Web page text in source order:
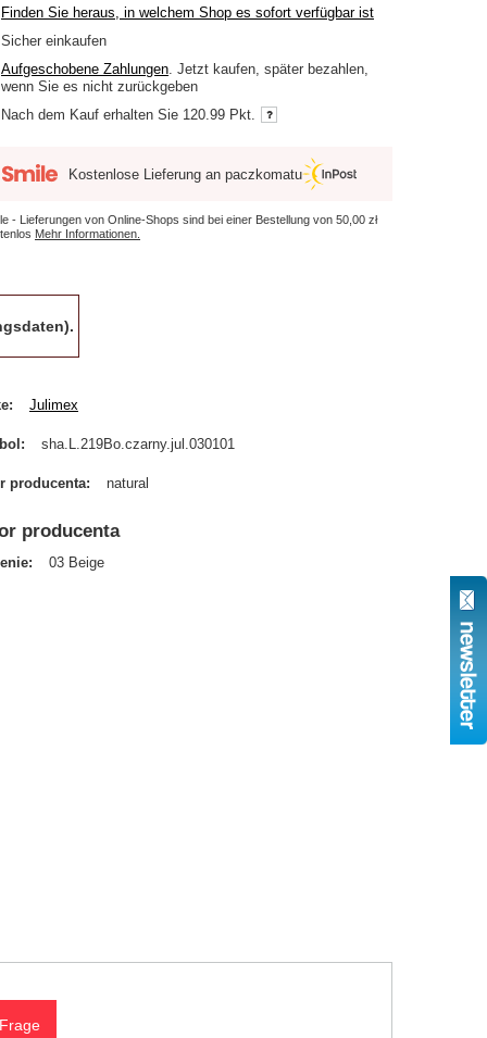
Finden Sie heraus, in welchem Shop es sofort verfügbar ist
Sicher einkaufen
Aufgeschobene Zahlungen . Jetzt kaufen, später bezahlen,
wenn Sie es nicht zurückgeben
Nach dem Kauf erhalten Sie 120.99 Pkt.
Kostenlose Lieferung an paczkomatu
- Lieferungen von Online-Shops sind bei einer Bestellung von50,00 zł
Mehr Informationen.
Julimex
sha.L.219Bo.czarny.jul.030101
producenta natural
producenta
03 Beige